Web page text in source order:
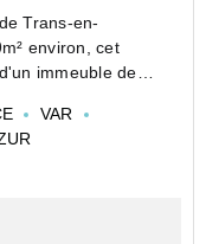
Trans-en-
environ, cet
immeuble de 3
é...
VAR